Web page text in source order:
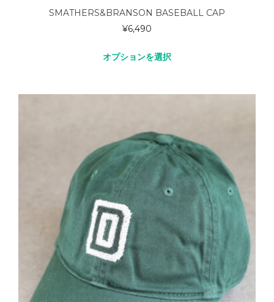
SMATHERS&BRANSON BASEBALL CAP
¥6,490
オプションを選択